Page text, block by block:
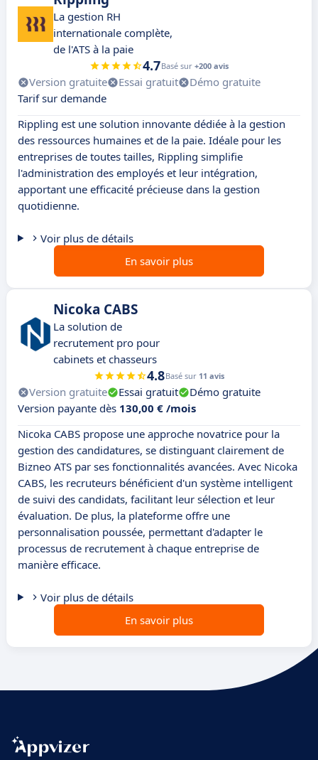
La gestion RH
internationale complète,
de l'ATS à la paie
4.7Basé sur +200 avis
Version gratuite Essai gratuit
Démo gratuite
Tarif sur demande
Rippling est une solution innovante dédiée à la gestion
des ressources humaines et de la paie. Idéale pour les
entreprises de toutes tailles, Rippling simplifie
l'administration des employés et leur intégration,
apportant une efficacité précieuse dans la gestion
quotidienne.
Voir plus de détails
En savoir plus
Nicoka CABS
La solution de
recrutement pro pour
cabinets et chasseurs
4.8Basé sur 11 avis
Version gratuite Essai gratuit
Démo gratuite
Version payante dès 130,00 € /mois
Nicoka CABS propose une approche novatrice pour la
gestion des candidatures, se distinguant clairement de
Bizneo ATS par ses fonctionnalités avancées. Avec Nicoka
CABS, les recruteurs bénéficient d'un système intelligent
de suivi des candidats, facilitant leur sélection et leur
évaluation. De plus, la plateforme offre une
personnalisation poussée, permettant d'adapter le
processus de recrutement à chaque entreprise de
manière efficace.
Voir plus de détails
En savoir plus